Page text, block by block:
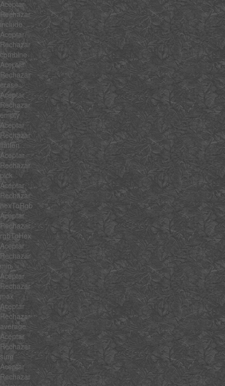
Aceptar
Rechazar
include
Aceptar
Rechazar
combine
Aceptar
Rechazar
erase
Aceptar
Rechazar
empty
Aceptar
Rechazar
flatten
Aceptar
Rechazar
pick
Aceptar
Rechazar
hexToRgb
Aceptar
Rechazar
rgbToHex
Aceptar
Rechazar
min
Aceptar
Rechazar
max
Aceptar
Rechazar
average
Aceptar
Rechazar
sum
Aceptar
Rechazar